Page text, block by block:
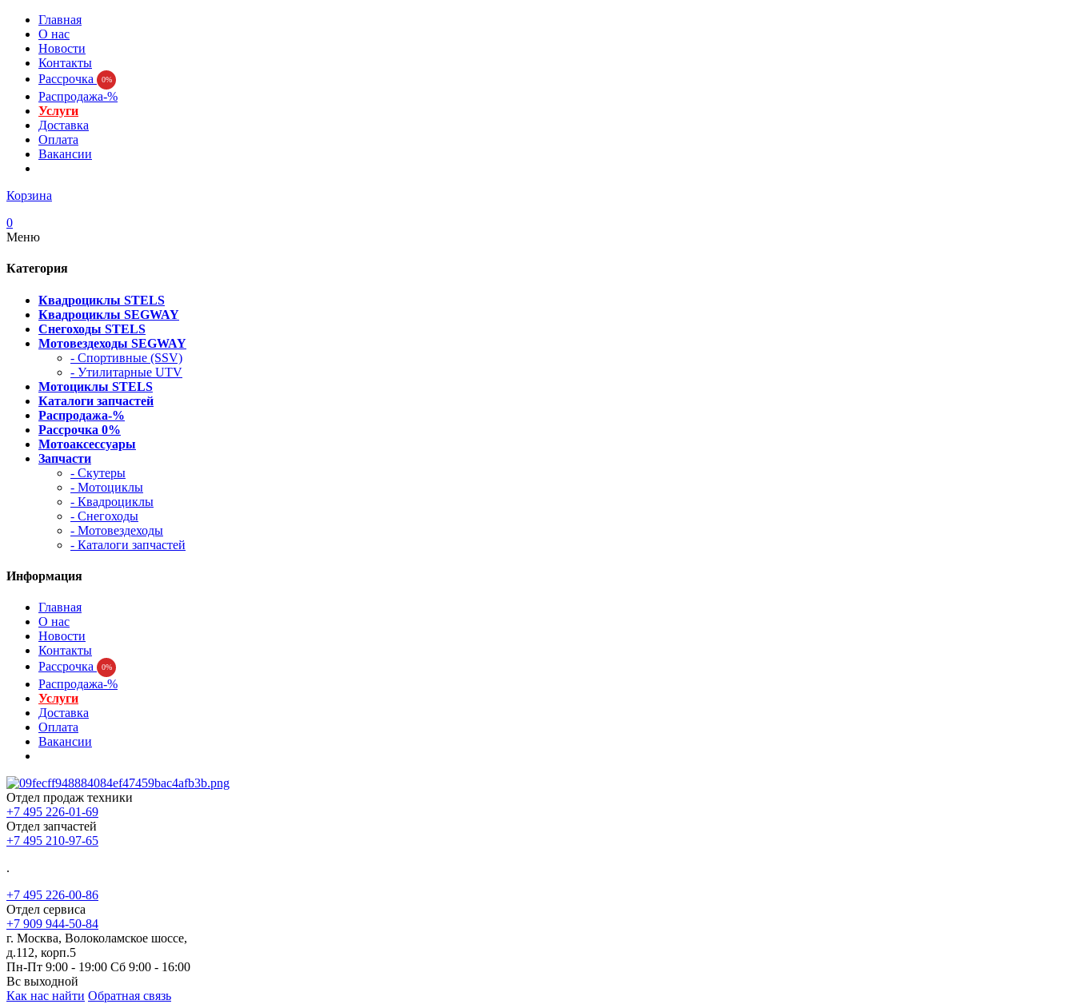
Главная
О нас
Новости
Контакты
Рассрочка
0%
Распродажа-%
Услуги
Доставка
Оплата
Вакансии
Корзина
0
Меню
Категория
Квадроциклы STELS
Квадроциклы SEGWAY
Снегоходы STELS
Мотовездеходы SEGWAY
- Спортивные (SSV)
- Утилитарные UTV
Мотоциклы STELS
Каталоги запчастей
Распродажа-%
Рассрочка 0%
Мотоаксессуары
Запчасти
- Скутеры
- Мотоциклы
- Квадроциклы
- Снегоходы
- Мотовездеходы
- Каталоги запчастей
Информация
Главная
О нас
Новости
Контакты
Рассрочка
0%
Распродажа-%
Услуги
Доставка
Оплата
Вакансии
Отдел продаж техники
+7 495 226-01-69
Отдел запчастей
+7 495 210-97-65
.
+7 495 226-00-86
Отдел сервиса
+7 909 944-50-84
г. Москва, Волоколамское шоссе,
д.112, корп.5
Пн-Пт 9:00 - 19:00 Сб 9:00 - 16:00
Вс выходной
Как нас найти Обратная связь